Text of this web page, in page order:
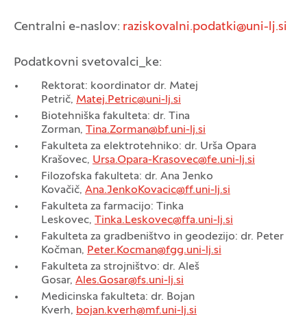
Centralni e-naslov: raziskovalni.podatki@uni-lj.si
Podatkovni svetovalci_ke:
Rektorat: koordinator dr. Matej
Petrič, Matej.Petric@uni-lj.si
Biotehniška fakulteta: dr. Tina
Zorman, Tina.Zorman@bf.uni-lj.si
Fakulteta za elektrotehniko: dr. Urša Opara
Krašovec, Ursa.Opara-Krasovec@fe.uni-lj.si
Filozofska fakulteta: dr. Ana Jenko
Kovačič, Ana.JenkoKovacic@ff.uni-lj.si
Fakulteta za farmacijo: Tinka
Leskovec, Tinka.Leskovec@ffa.uni-lj.si
Fakulteta za gradbeništvo in geodezijo: dr. Peter
Kočman, Peter.Kocman@fgg.uni-lj.si
Fakulteta za strojništvo: dr. Aleš
Gosar, Ales.Gosar@fs.uni-lj.si
Medicinska fakulteta: dr. Bojan
Kverh, bojan.kverh@mf.uni-lj.si